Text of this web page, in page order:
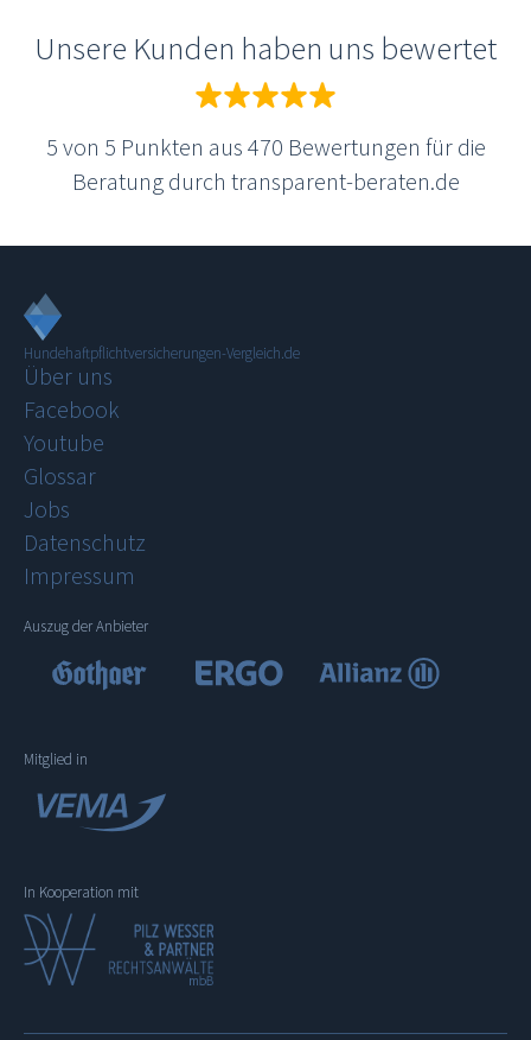
Unsere Kunden haben uns bewertet
5 von 5 Punkten aus 470 Bewertungen für die
Beratung durch transparent-beraten.de
Hundehaftpflichtversicherungen-Vergleich.de
Über uns
Facebook
Youtube
Glossar
Jobs
Datenschutz
Impressum
Auszug der Anbieter
Mitglied in
In Kooperation mit